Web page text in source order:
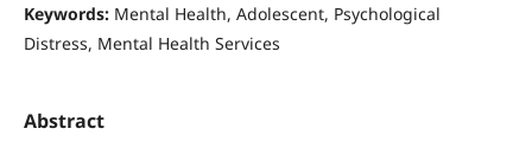
Keywords: Mental Health, Adolescent, Psychological
Distress, Mental Health Services
Abstract